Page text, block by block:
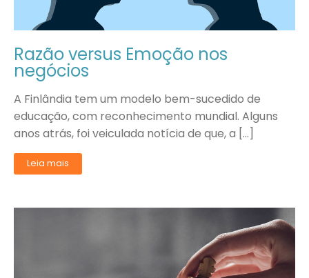
Razão versus Emoção nos
negócios
A Finlândia tem um modelo bem-sucedido de
educação, com reconhecimento mundial. Alguns
anos atrás, foi veiculada notícia de que, a […]
Leia mais